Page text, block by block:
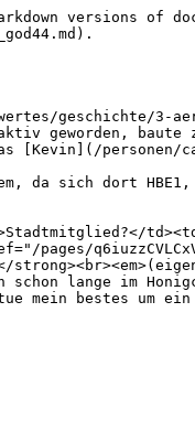
versions of
geschichte/3-
geworden, baute
[Kevin](/personen/
sich dort HBE1,
pages/
schon lange im
mein bestes um